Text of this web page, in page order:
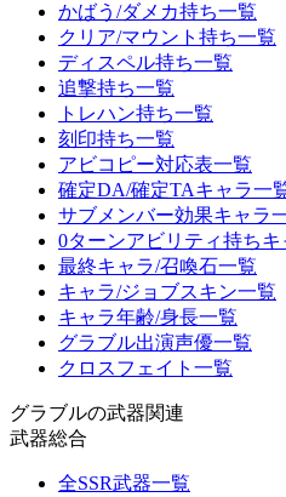
かばう/ダメカ持ち一覧
クリア/マウント持ち一覧
ディスペル持ち一覧
追撃持ち一覧
トレハン持ち一覧
刻印持ち一覧
アビコピー対応表一覧
確定DA/確定TAキャラ一
サブメンバー効果キャラ
0ターンアビリティ持ちキ
最終キャラ/召喚石一覧
キャラ/ジョブスキン一覧
キャラ年齢/身長一覧
グラブル出演声優一覧
クロスフェイト一覧
グラブルの武器関連
武器総合
全SSR武器一覧